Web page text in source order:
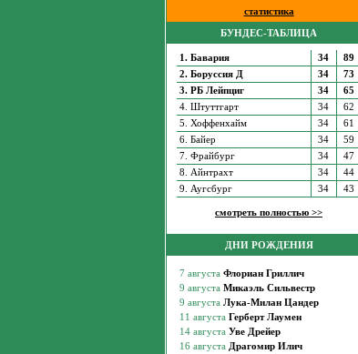
статистика
БУНДЕС-ТАБЛИЦА
1. Бавария 34
89
2. Боруссия Д
34
73
3. РБ Лейпциг
34
65
4. Штуттгарт
34
62
5. Хоффенхайм
34
61
6. Байер
34
59
7. Фрайбург
34
47
8. Айнтрахт
34
44
9. Аугсбург
34 43
смотреть полностью >>
ДНИ РОЖДЕНИЯ